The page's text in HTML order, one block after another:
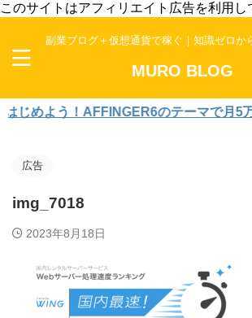
このサイトはアフィリエイト広告を利用し
副業ブログ＋仮想通貨で稼ぐ｜知識ゼロか
MURO BLOG
よう！AFFINGER6のテーマで月5万稼
広告
img_7018
2023年8月18日